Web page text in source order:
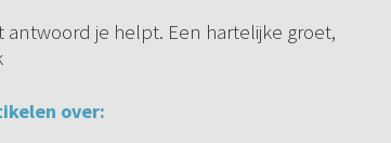
antwoord je helpt. Een hartelijke groet,
over: